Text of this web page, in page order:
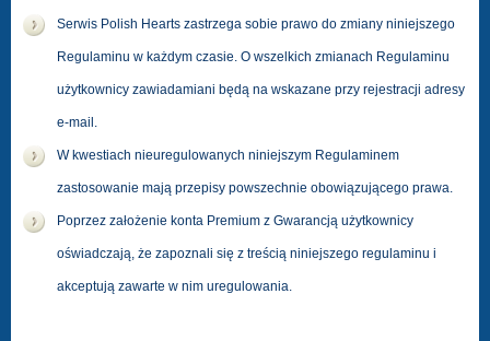
Serwis Polish Hearts zastrzega sobie prawo do zmiany niniejszego
Regulaminu w każdym czasie. O wszelkich zmianach Regulaminu
użytkownicy zawiadamiani będą na wskazane przy rejestracji adresy
e-mail.
W kwestiach nieuregulowanych niniejszym Regulaminem
zastosowanie mają przepisy powszechnie obowiązującego prawa.
Poprzez założenie konta Premium z Gwarancją użytkownicy
oświadczają, że zapoznali się z treścią niniejszego regulaminu i
akceptują zawarte w nim uregulowania.